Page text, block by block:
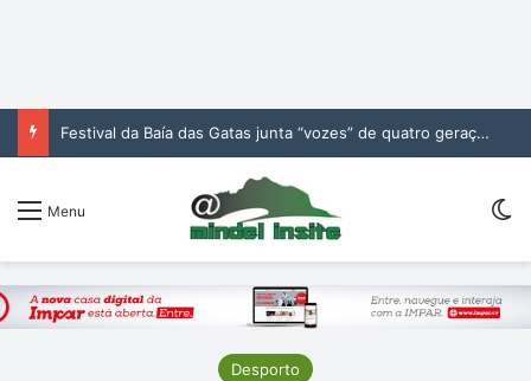
Festival da Baía das Gatas junta “vozes” de quatro gerações da música cabo-verdiana na segunda noite
Menu
Desporto